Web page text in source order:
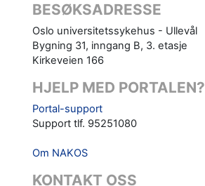
BESØKSADRESSE
Oslo universitetssykehus - Ullevål
Bygning 31, inngang B, 3. etasje
Kirkeveien 166
HJELP MED PORTALEN?
Portal-support
Support tlf. 95251080
Om NAKOS
KONTAKT OSS